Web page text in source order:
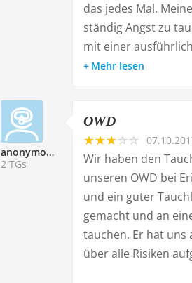
das jedes Mal.
ständig Angst zu
mit einer
Mehr lesen
anonymoustaucher
2 TGs
OWD
Wir haben den
unseren OWD bei
und ein guter
gemacht und an
tauchen. Er hat
über alle Risiken